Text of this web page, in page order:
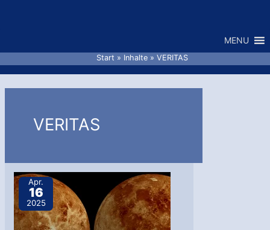
MENU
Start Inhalte VERITAS
VERITAS
Apr.
16
2025